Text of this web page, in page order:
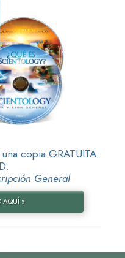
copia GRATUITA
General
AQUÍ »